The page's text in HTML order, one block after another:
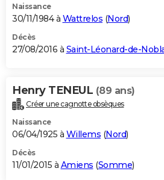
Naissance
30/11/1984 à Wattrelos (Nord)
Décès
27/08/2016 à Saint-Léonard-de-
Henry TENEUL (89 ans)
Créer une cagnotte obsèques
Naissance
06/04/1925 à Willems (Nord)
Décès
11/01/2015 à Amiens (Somme)